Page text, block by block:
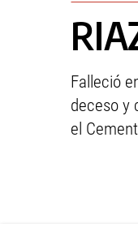
Falleció
deceso y
el